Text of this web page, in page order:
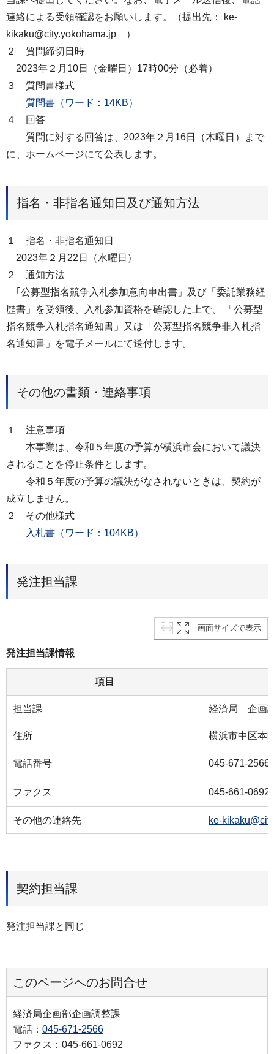
連絡による受領確認をお願いします。（提出先： ke-
kikaku@city.yokohama.jp ）
２ 質問締切日時
2023年２月10日（金曜日）17時00分（必着）
３ 質問書様式
質問書（ワード：14KB）
４ 回答
質問に対する回答は、2023年２月16日（木曜日）まで
に、ホームページにて公表します。
指名・非指名通知日及び通知方法
１ 指名・非指名通知日
2023年２月22日（水曜日）
２ 通知方法
｢公募型指名競争入札参加意向申出書」及び「委託業務経
歴書」を受領後、入札参加資格を確認した上で、 「公募型
指名競争入札指名通知書」又は「公募型指名競争非入札指
名通知書」を電子メールにて送付します。
その他の書類・連絡事項
１ 注意事項
本事業は、令和５年度の予算が横浜市会において議決
されることを停止条件とします。
令和５年度の予算の議決がなされないときは、契約が
成立しません。
２ その他様式
入札書（ワード：104KB）
発注担当課
画面サイズで表示
発注担当課情報
項目
担当課 経済局 企画
住所 横浜市中区本
電話番号 045-671-2566
ファクス 045-661-0692
その他の連絡先 ke-
契約担当課
発注担当課と同じ
このページへのお問合せ
経済局企画部企画調整課
電話： 045-671-2566
ファクス：045-661-0692